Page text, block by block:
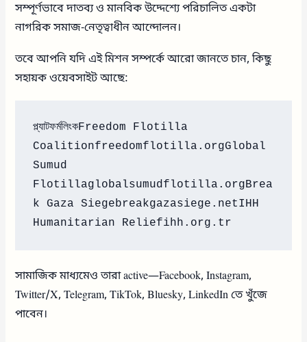
সম্পূর্ণভাবে দাতব্য ও মানবিক উদ্দেশ্যে পরিচালিত একটা
নাগরিক সমাজ-নেতৃত্বাধীন আন্দোলন।
তবে আপনি যদি এই মিশন সম্পর্কে আরো জানতে চান, কিছু
সহায়ক ওয়েবসাইট আছে:
প্ল্যাটফর্মলিংকFreedom Flotilla
Coalitionfreedomflotilla.orgGlobal
Sumud
Flotillaglobalsumudflotilla.orgBrea
k Gaza Siegebreakgazasiege.netIHH
Humanitarian Reliefihh.org.tr
সামাজিক মাধ্যমেও তারা active—Facebook, Instagram,
Twitter/X, Telegram, TikTok, Bluesky, LinkedIn তে খুঁজে
পাবেন।